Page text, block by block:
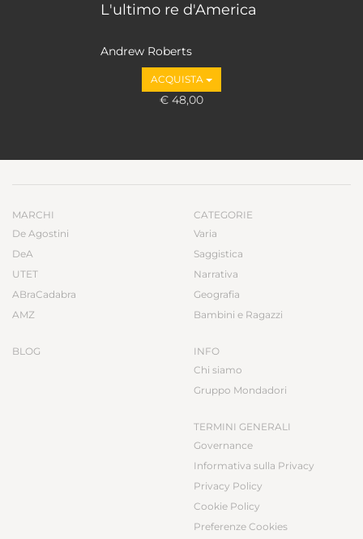
L'ultimo re d'America
Andrew Roberts
ACQUISTA
€ 48,00
MARCHI
De Agostini
DeA
UTET
ABraCadabra
AMZ
BLOG
CATEGORIE
Varia
Saggistica
Narrativa
Geografia
Bambini e Ragazzi
INFO
Chi siamo
Gruppo Mondadori
TERMINI GENERALI
Governance
Informativa sulla Privacy
Privacy Policy
Cookie Policy
Preferenze Cookies